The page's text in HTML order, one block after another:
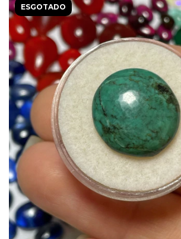
ESGOTADO